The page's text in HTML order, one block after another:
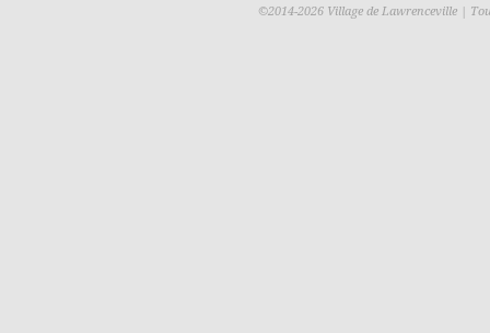
©2014-2026 Village de Lawrenceville |